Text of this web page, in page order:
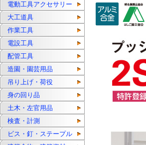
電動工具アクセサリー
大工道具
作業工具
電設工具
配管工具
造園・園芸用品
吊り上げ・荷役
身の回り品
土木・左官用品
検査・計測
ビス・釘・ステープル